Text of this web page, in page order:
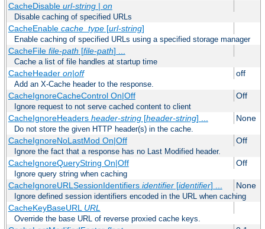
CacheDisable url-string| on
Disable caching of specified URLs
CacheEnable cache_type[url-string]
Enable caching of specified URLs using a specified storage manager
CacheFile file-path [file-path] ...
Cache a list of file handles at startup time
CacheHeader on|off off
Add an X-Cache header to the response.
CacheIgnoreCacheControl On|Off Off
Ignore request to not serve cached content to client
CacheIgnoreHeaders header-string[header-string] ... None
Do not store the given HTTP header(s) in the cache.
CacheIgnoreNoLastMod On|Off Off
Ignore the fact that a response has no Last Modified header.
CacheIgnoreQueryString On|Off Off
Ignore query string when caching
CacheIgnoreURLSessionIdentifiers identifier[identifier] ... None
Ignore defined session identifiers encoded in the URL when caching
CacheKeyBaseURL URL
Override the base URL of reverse proxied cache keys.